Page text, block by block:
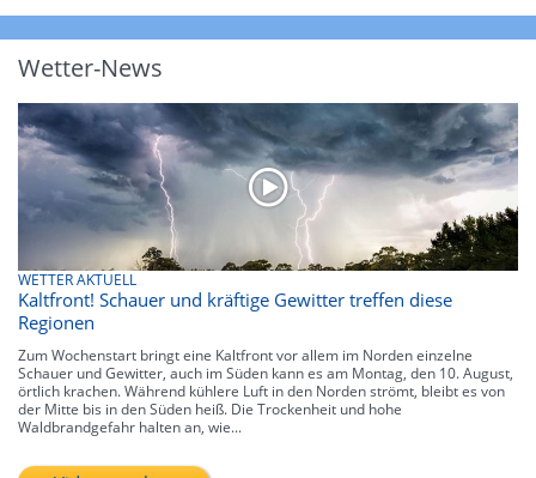
Wetter-News
WETTER AKTUELL
Kaltfront! Schauer und kräftige Gewitter treffen diese
Regionen
Zum Wochenstart bringt eine Kaltfront vor allem im Norden einzelne
Schauer und Gewitter, auch im Süden kann es am Montag, den 10. August,
örtlich krachen. Während kühlere Luft in den Norden strömt, bleibt es von
der Mitte bis in den Süden heiß. Die Trockenheit und hohe
Waldbrandgefahr halten an, wie...